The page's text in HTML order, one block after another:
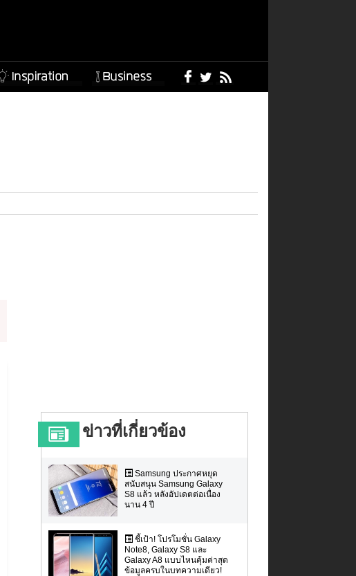
ข่าวที่เกี่ยวข้อง
Samsung ประกาศหยุด
สนับสนุน Samsung Galaxy
S8 แล้ว หลังอัปเดตต่อเนื่อง
นาน 4 ปี
ชี้เป้า! โปรโมชั่น Galaxy
Note8, Galaxy S8 และ
Galaxy A8 แบบไหนคุ้มค่าสุด
ข้อมูลครบในบทความเดียว!